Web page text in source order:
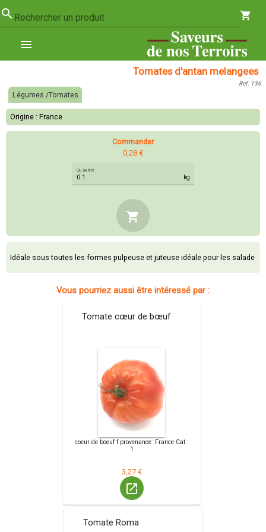
search Rechercher un produit shopping_cart
menu
Tomates d'antan melangees
Ref. 136
Légumes /Tomates
Origine : France
Commander
0,28 €
Quantité
kg
shopping_cart
Idéale sous toutes les formes pulpeuse et juteuse idéale pour les salade
Vous pourriez aussi être intéressé par :
Tomate cœur de bœuf
coeur de boeuf f provenance :France Cat :
1
3,27 €
launch
Tomate Roma